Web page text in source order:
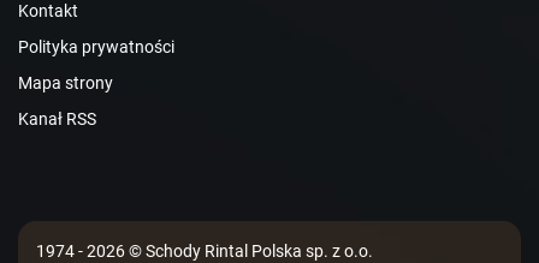
Kontakt
Polityka prywatności
Mapa strony
Kanał RSS
1974 - 2026 © Schody Rintal Polska sp. z o.o.